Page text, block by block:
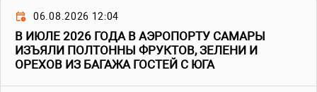
06.08.2026 12:04
В ИЮЛЕ 2026 ГОДА В АЭРОПОРТУ САМАРЫ
ИЗЪЯЛИ ПОЛТОННЫ ФРУКТОВ, ЗЕЛЕНИ И
ОРЕХОВ ИЗ БАГАЖА ГОСТЕЙ С ЮГА